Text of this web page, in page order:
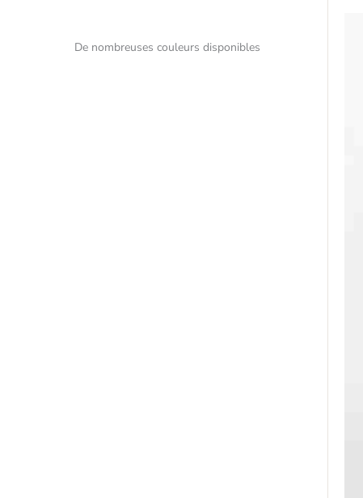
De nombreuses couleurs disponibles